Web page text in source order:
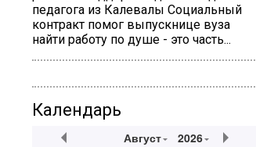
педагога из Калевалы Социальный
контракт помог выпускнице вуза
найти работу по душе - это часть...
Календарь
Август 2026